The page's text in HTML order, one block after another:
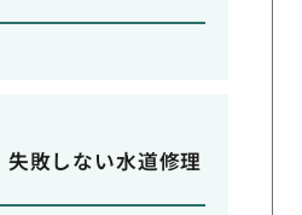
敗しない水道修理